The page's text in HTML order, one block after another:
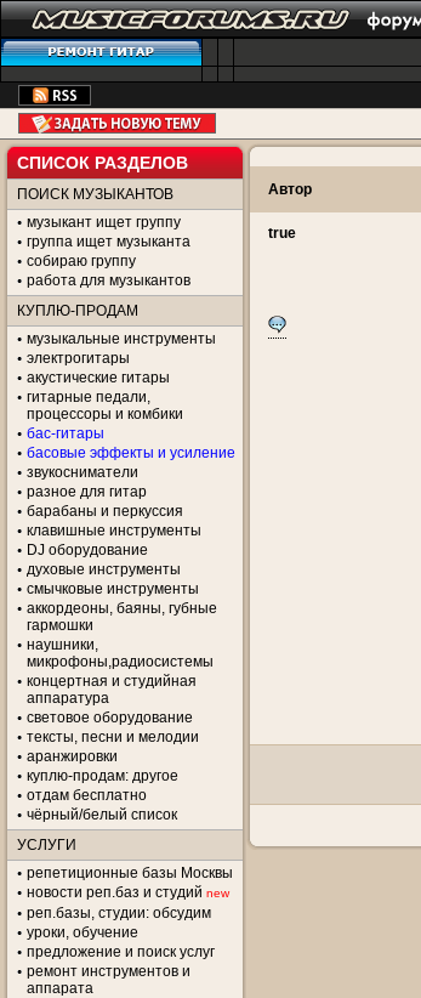
СПИСОК РАЗДЕЛОВ
ПОИСК МУЗЫКАНТОВ
музыкант ищет группу
группа ищет музыканта
собираю группу
работа для музыкантов
КУПЛЮ-ПРОДАМ
музыкальные инструменты
электрогитары
акустические гитары
гитарные педали,
процессоры и комбики
бас-гитары
басовые эффекты и усиление
звукосниматели
разное для гитар
барабаны и перкуссия
клавишные инструменты
DJ оборудование
духовые инструменты
смычковые инструменты
аккордеоны, баяны, губные
гармошки
наушники,
микрофоны,радиосистемы
концертная и студийная
аппаратура
световое оборудование
тексты, песни и мелодии
аранжировки
куплю-продам: другое
отдам бесплатно
чёрный/белый список
УСЛУГИ
репетиционные базы Москвы
новости реп.баз и студий new
реп.базы, студии: обсудим
уроки, обучение
предложение и поиск услуг
ремонт инструментов и
аппарата
Автор
true